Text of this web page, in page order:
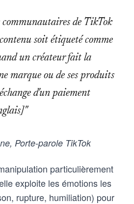
communautaires de TikTok
soit étiqueté comme
un créateur fait la
marque ou de ses produits
d'un paiement
Porte-parole TikTok
particulièrement
exploite les émotions les
rupture, humiliation) pour